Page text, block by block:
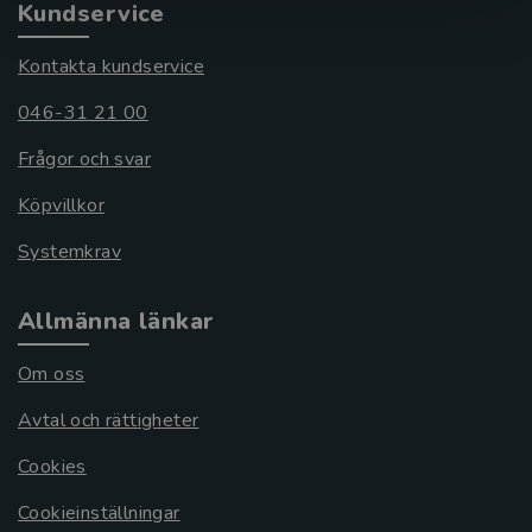
Kundservice
Kontakta kundservice
046-31 21 00
Frågor och svar
Köpvillkor
Systemkrav
Allmänna länkar
Om oss
Avtal och rättigheter
Cookies
Cookieinställningar